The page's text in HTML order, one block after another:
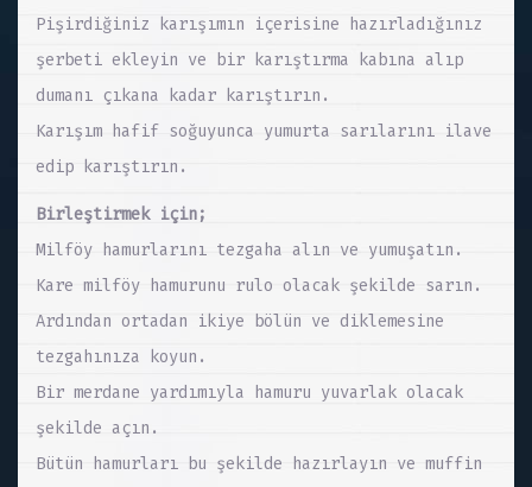
Pişirdiğiniz karışımın içerisine hazırladığınız
şerbeti ekleyin ve bir karıştırma kabına alıp
dumanı çıkana kadar karıştırın.
Karışım hafif soğuyunca yumurta sarılarını ilave
edip karıştırın.
Birleştirmek için;
Milföy hamurlarını tezgaha alın ve yumuşatın.
Kare milföy hamurunu rulo olacak şekilde sarın.
Ardından ortadan ikiye bölün ve diklemesine
tezgahınıza koyun.
Bir merdane yardımıyla hamuru yuvarlak olacak
şekilde açın.
Bütün hamurları bu şekilde hazırlayın ve muffin